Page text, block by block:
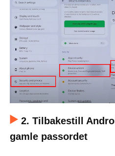
2. Tilbakestill
gamle passordet